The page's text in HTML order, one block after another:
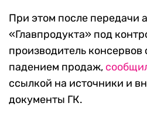
При этом после передачи
«Главпродукта» под
производитель консервов
падением продаж,
ссылкой на источники и
документы ГК.